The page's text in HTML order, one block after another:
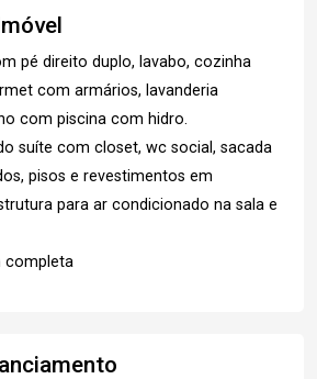
pé direito duplo, lavabo, cozinha
com armários, lavanderia
com piscina com hidro.
suíte com closet, wc social, sacada
pisos e revestimentos em
para ar condicionado na sala e
completa